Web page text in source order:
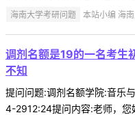
海南大学考研问题 本站小编 海
调剂名额是19的一名考生
不知
提问问题:调剂名额学院:音乐
4-2912:24提问内容:老师，您